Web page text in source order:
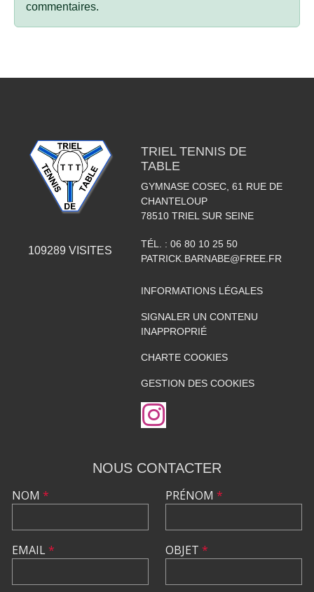
commentaires.
109289 VISITES
TRIEL TENNIS DE
TABLE
GYMNASE COSEC, 61 RUE DE
CHANTELOUP
78510 TRIEL SUR SEINE
TÉL. : 06 80 10 25 50
PATRICK.BARNABE@FREE.FR
INFORMATIONS LÉGALES
SIGNALER UN CONTENU
INAPPROPRIÉ
CHARTE COOKIES
GESTION DES COOKIES
NOUS CONTACTER
NOM *
EMAIL*
PRÉNOM *
OBJET *